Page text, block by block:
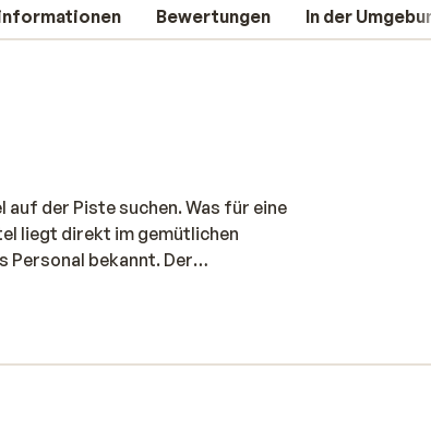
Bewertungen In der
auf der Piste suchen. Was für eine
liegt direkt im gemütlichen
Personal bekannt. Der
Im türkischen Dampfbad und
für einen angenehmen